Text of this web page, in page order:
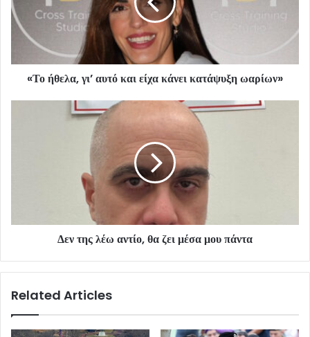
«Το ήθελα, γι’ αυτό και είχα κάνει κατάψυξη ωαρίων»
Δεν της λέω αντίο, θα ζει μέσα μου πάντα
Related Articles